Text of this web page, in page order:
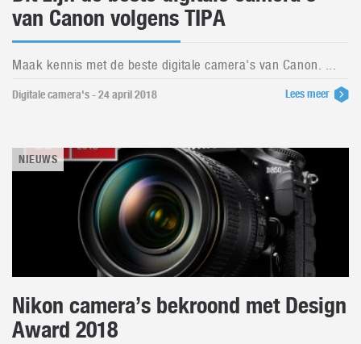
van Canon volgens TIPA
Maak kennis met de beste digitale camera's van Canon. ...
Digitale camera's - 24 april 2018 Lees meer
NIEUWS
Nikon camera’s bekroond met Design
Award 2018